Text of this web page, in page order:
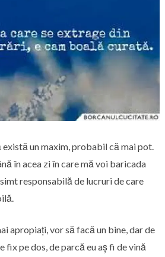
un maxim, probabil că mai pot.
în acea zi în care mă voi baricada
responsabilă de lucruri de care
apropiați, vor să facă un bine, dar de
fix pe dos, de parcă eu aș fi de vină